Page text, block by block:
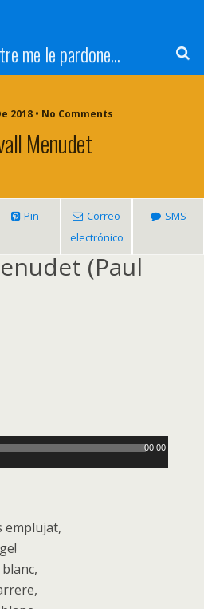
me le pardone...
2018 • No Comments
Menudet
Pin
Correo
electrónico
SMS
(Paul
00:00
emplujat,